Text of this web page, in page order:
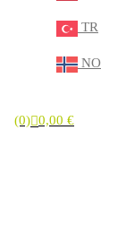
TR
NO
(0) 0,00 €